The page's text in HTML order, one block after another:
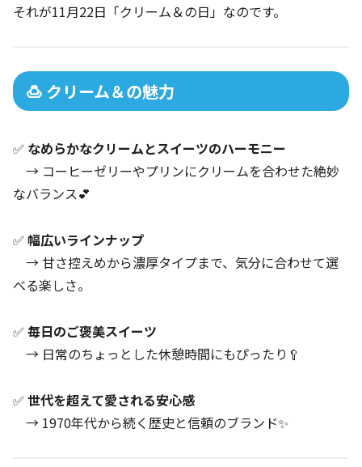
それが11月22日「クリーム＆の日」なのです。
🍮 クリーム＆の魅力
✅ なめらかなクリームとスイーツのハーモニー
→ コーヒーゼリーやプリンにクリームを合わせた絶妙
なバランス💕
✅ 幅広いラインナップ
→ 甘さ控えめから濃厚タイプまで、気分に合わせて選
べる楽しさ。
✅ 毎日のご褒美スイーツ
→ 日常のちょっとした休憩時間にもぴったり🥄
✅ 世代を超えて愛される安心感
→ 1970年代から続く歴史と信頼のブランド✨